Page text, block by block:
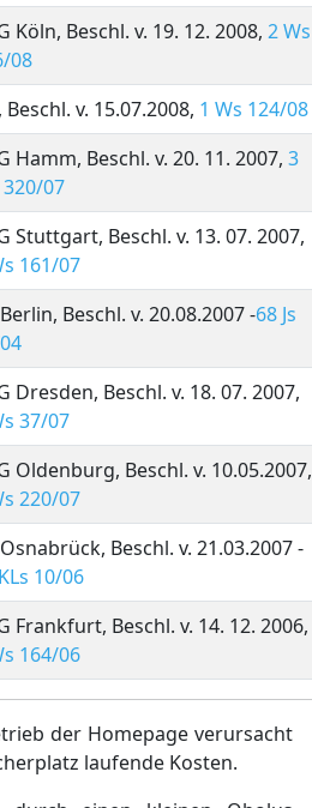
Köln, Beschl. v. 19. 12. 2008, 2 Ws
08
Beschl. v. 15.07.2008, 1 Ws 124/08
Hamm, Beschl. v. 20. 11. 2007, 3
07
Stuttgart, Beschl. v. 13. 07. 2007,
161/07
Beschl. v. 20.08.2007 -68 Js
Dresden, Beschl. v. 18. 07. 2007,
37/07
Oldenburg, Beschl. v. 10.05.2007,
220/07
Beschl. v. 21.03.2007 -
10/06
Frankfurt, Beschl. v. 14. 12. 2006,
164/06
der Homepage verursacht
laufende Kosten.